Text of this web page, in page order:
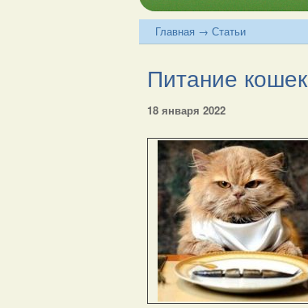
Главная → Статьи
Питание кошек
18 января 2022